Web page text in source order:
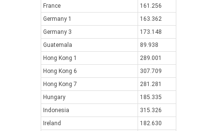
France
161.256
Germany 1
163.362
Germany 3
173.148
Guatemala
89.938
Hong Kong 1
289.001
Hong Kong 6
307.709
Hong Kong 7
281.281
Hungary
185.335
Indonesia
315.326
Ireland
182.630